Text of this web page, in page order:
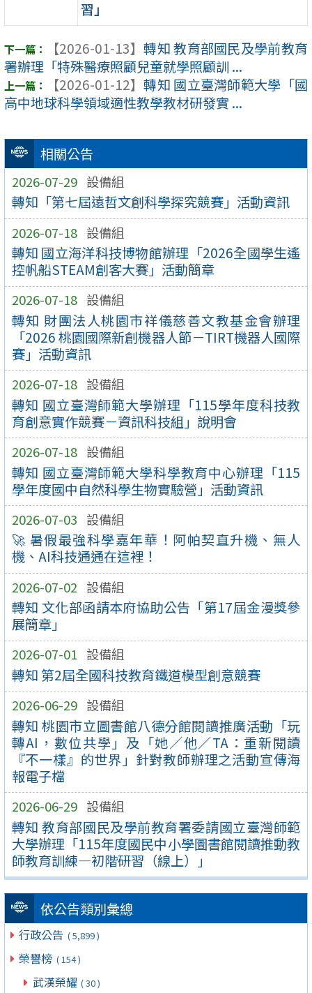
相關公告
2026-07-29 設備組
轉知「第七屆遠哲文創科學探究競賽」活動資訊
2026-07-18 設備組
轉知 國立海洋科技博物館辦理「2026全國學生遙
控帆船STEAM創客大賽」活動簡章
2026-07-18 設備組
轉知 財團法人桃園市祥儀慈善文教基金會辦理
「2026 桃園國際新創機器人節－TIRT機器人國際
賽」活動資訊
2026-07-18 設備組
轉知 國立臺灣師範大學辦理「115學年度科技教
育創意實作競賽－資訊科技組」說明會
2026-07-18 設備組
轉知 國立臺灣師範大學科學教育中心辦理「115
學年度國中自然科學生物實驗營」活動資訊
2026-07-03 設備組
🚀 暑假最強科學嘉年華！阿帕契直升機、無人
機、AI科技通通在這裡！
2026-07-02 設備組
轉知 文化部函請本府協助公告「第17屆金漫獎參
展簡章」
2026-07-01 設備組
轉知 第2屆全國科技教育鐵道模型創意競賽
2026-06-29 設備組
轉知 桃園市立圖書館八德分館閱讀推廣活動「玩
轉AI，數位共學」及「她／他／TA：重新閱讀
『不一樣』的世界」針對教師辦理之活動宣傳海
報電子檔
2026-06-29 設備組
轉知 教育部國民及學前教育署委請國立臺灣師範
大學辦理「115年度國民中小學圖書館閱讀推動教
師教育訓練—初階研習（線上）」
依公告類別彙總
行政公告 ( 5,899 )
榮譽榜 ( 154 )
武漢榮耀 ( 30 )
習」
【2026-01-13】 轉知 教育部國民及學前教育
署辦理「特殊醫療照顧兒童就學照顧訓 ...
【2026-01-12】 轉知 國立臺灣師範大學「國
高中地球科學領域適性教學教材研發實 ...